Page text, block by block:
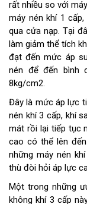
rất nhiều so với
máy nén khí 1
qua cửa nạp. Tại
làm giảm thể tích
đạt đến mức áp
nén để đến bình
8kg/cm2.
Đây là mức áp lực
nén khí 3 cấp, khí
mát rồi lại tiếp tục
cao có thể lên
những máy nén
thù đòi hỏi áp lực
Một trong những
không khí 3 cấp